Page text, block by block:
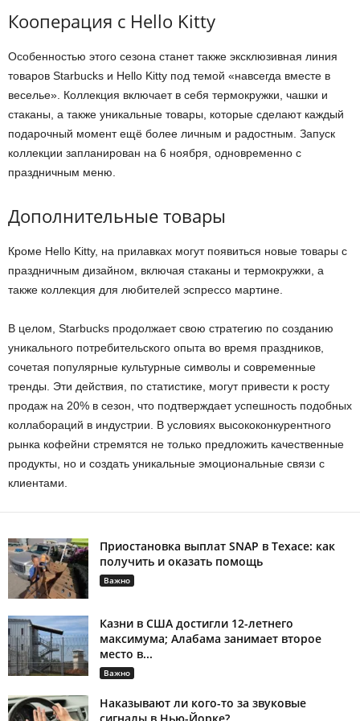
Кооперация с Hello Kitty
Особенностью этого сезона станет также эксклюзивная линия
товаров Starbucks и Hello Kitty под темой «навсегда вместе в
веселье». Коллекция включает в себя термокружки, чашки и
стаканы, а также уникальные товары, которые сделают каждый
подарочный момент ещё более личным и радостным. Запуск
коллекции запланирован на 6 ноября, одновременно с
праздничным меню.
Дополнительные товары
Кроме Hello Kitty, на прилавках могут появиться новые товары с
праздничным дизайном, включая стаканы и термокружки, а
также коллекция для любителей эспрессо мартине.
В целом, Starbucks продолжает свою стратегию по созданию
уникального потребительского опыта во время праздников,
сочетая популярные культурные символы и современные
тренды. Эти действия, по статистике, могут привести к росту
продаж на 20% в сезон, что подтверждает успешность подобных
коллабораций в индустрии. В условиях высококонкурентного
рынка кофейни стремятся не только предложить качественные
продукты, но и создать уникальные эмоциональные связи с
клиентами.
Приостановка выплат SNAP в Техасе: как
получить и оказать помощь
Важно
Казни в США достигли 12-летнего
максимума; Алабама занимает второе
место в...
Важно
Наказывают ли кого-то за звуковые
сигналы в Нью-Йорке?